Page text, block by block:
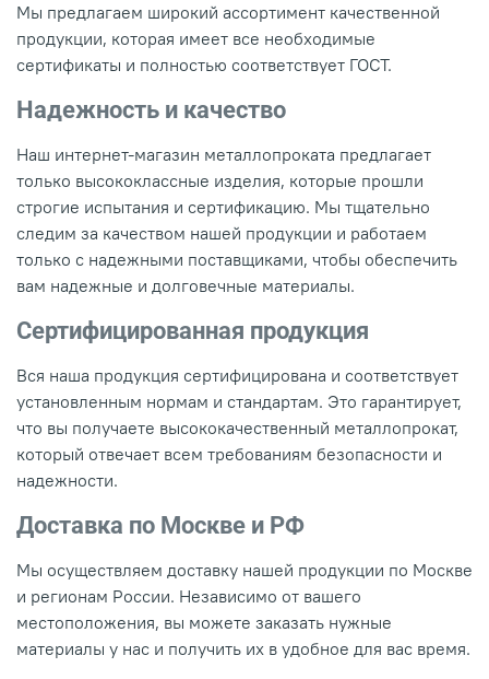
Мы предлагаем широкий ассортимент качественной
продукции, которая имеет все необходимые
сертификаты и полностью соответствует ГОСТ.
Надежность и качество
Наш интернет-магазин металлопроката предлагает
только высококлассные изделия, которые прошли
строгие испытания и сертификацию. Мы тщательно
следим за качеством нашей продукции и работаем
только с надежными поставщиками, чтобы обеспечить
вам надежные и долговечные материалы.
Сертифицированная продукция
Вся наша продукция сертифицирована и соответствует
установленным нормам и стандартам. Это гарантирует,
что вы получаете высококачественный металлопрокат,
который отвечает всем требованиям безопасности и
надежности.
Доставка по Москве и РФ
Мы осуществляем доставку нашей продукции по Москве
и регионам России. Независимо от вашего
местоположения, вы можете заказать нужные
материалы у нас и получить их в удобное для вас время.